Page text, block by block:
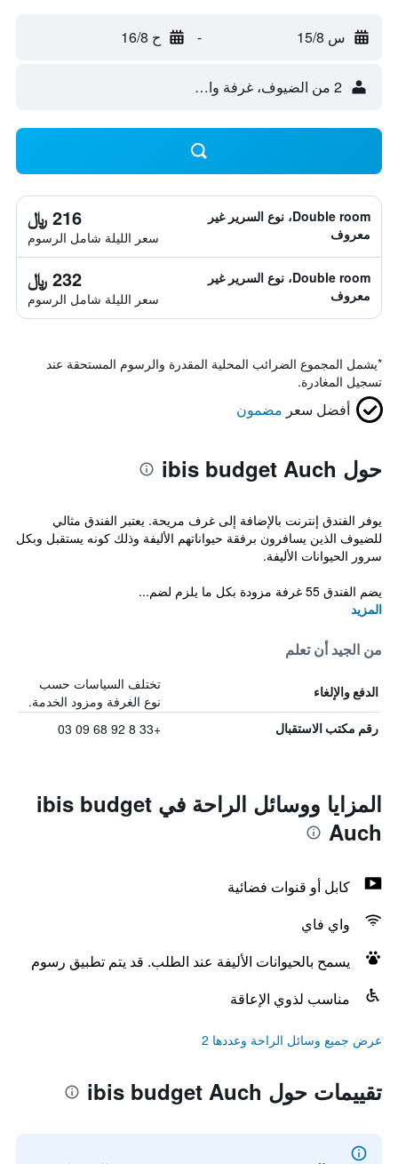
س 15/8 - ح 16/8
2 من الضيوف، غرفة واحدة
Double room، نوع السرير غير
معروف
216 ﷼
سعر الليلة شامل الرسوم
Double room، نوع السرير غير
معروف
232 ﷼
سعر الليلة شامل الرسوم
*يشمل المجموع الضرائب المحلية المقدرة والرسوم المستحقة عند
تسجيل المغادرة.
أفضل سعر مضمون
حول ibis budget Auch
يوفر الفندق إنترنت بالإضافة إلى غرف مريحة. يعتبر الفندق مثالي
للضيوف الذين يسافرون برفقة حيواناتهم الأليفة وذلك كونه يستقبل وبكل
سرور الحيوانات الأليفة.
يضم الفندق 55 غرفة مزودة بكل ما يلزم لضم...
المزيد
من الجيد أن تعلم
الدفع والإلغاء
تختلف السياسات حسب
نوع الغرفة ومزود الخدمة.
رقم مكتب الاستقبال +33 8 92 68 09 03
المزايا ووسائل الراحة في ibis budget
Auch
كابل أو قنوات فضائية
واي فاي
يسمح بالحيوانات الأليفة عند الطلب. قد يتم تطبيق رسوم
مناسب لذوي الإعاقة
عرض جميع وسائل الراحة وعددها 2
تقييمات حول ibis budget Auch